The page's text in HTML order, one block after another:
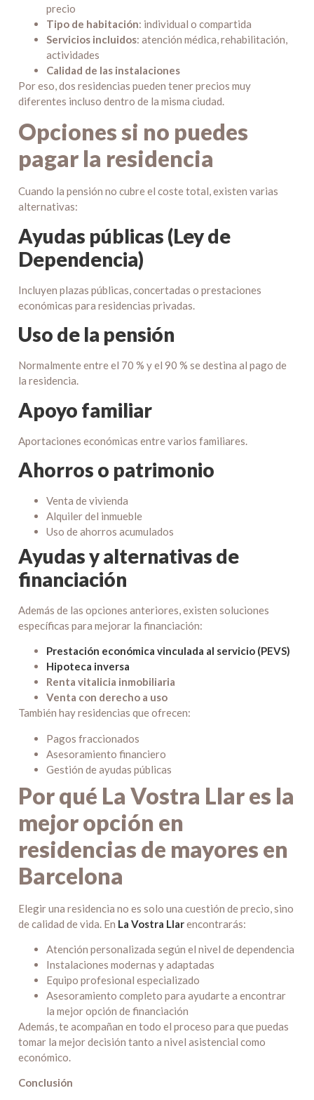
precio
Tipo de habitación: individual o compartida
Servicios incluidos: atención médica, rehabilitación,
actividades
Calidad de las instalaciones
Por eso, dos residencias pueden tener precios muy
diferentes incluso dentro de la misma ciudad.
Opciones si no puedes
pagar la residencia
Cuando la pensión no cubre el coste total, existen varias
alternativas:
Ayudas públicas (Ley de
Dependencia)
Incluyen plazas públicas, concertadas o prestaciones
económicas para residencias privadas.
Uso de la pensión
Normalmente entre el 70 % y el 90 % se destina al pago de
la residencia.
Apoyo familiar
Aportaciones económicas entre varios familiares.
Ahorros o patrimonio
Venta de vivienda
Alquiler del inmueble
Uso de ahorros acumulados
Ayudas y alternativas de
financiación
Además de las opciones anteriores, existen soluciones
específicas para mejorar la financiación:
Prestación económica vinculada al servicio (PEVS)
Hipoteca inversa
Renta vitalicia inmobiliaria
Venta con derecho a uso
También hay residencias que ofrecen:
Pagos fraccionados
Asesoramiento financiero
Gestión de ayudas públicas
Por qué La Vostra Llar es la
mejor opción en
residencias de mayores en
Barcelona
Elegir una residencia no es solo una cuestión de precio, sino
de calidad de vida. En La Vostra Llarencontrarás:
Atención personalizada según el nivel de dependencia
Instalaciones modernas y adaptadas
Equipo profesional especializado
Asesoramiento completo para ayudarte a encontrar
la mejor opción de financiación
Además, te acompañan en todo el proceso para que puedas
tomar la mejor decisión tanto a nivel asistencial como
económico.
Conclusión